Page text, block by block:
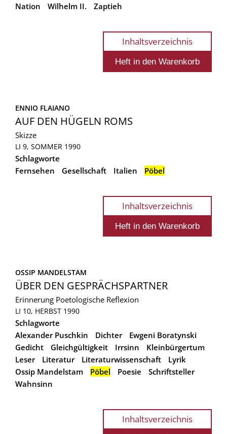
Nation
Wilhelm II. Zaptieh
Inhaltsverzeichnis
ENNIO FLAIANO
AUF DEN HÜGELN ROMS
Skizze
LI 9, SOMMER 1990
Schlagworte
Fernsehen
Gesellschaft Italien Pöbel
Inhaltsverzeichnis
OSSIP MANDELSTAM
ÜBER DEN GESPRÄCHSPARTNER
Erinnerung Poetologische Reflexion
LI 10, HERBST 1990
Schlagworte
Alexander Puschkin
Dichter
Ewgeni Boratynski
Gedicht
Gleichgültigkeit Irrsinn
Kleinbürgertum
Leser
Literatur Literaturwissenschaft
Lyrik
Ossip Mandelstam
Pöbel Poesie
Schriftsteller
Wahnsinn
Inhaltsverzeichnis